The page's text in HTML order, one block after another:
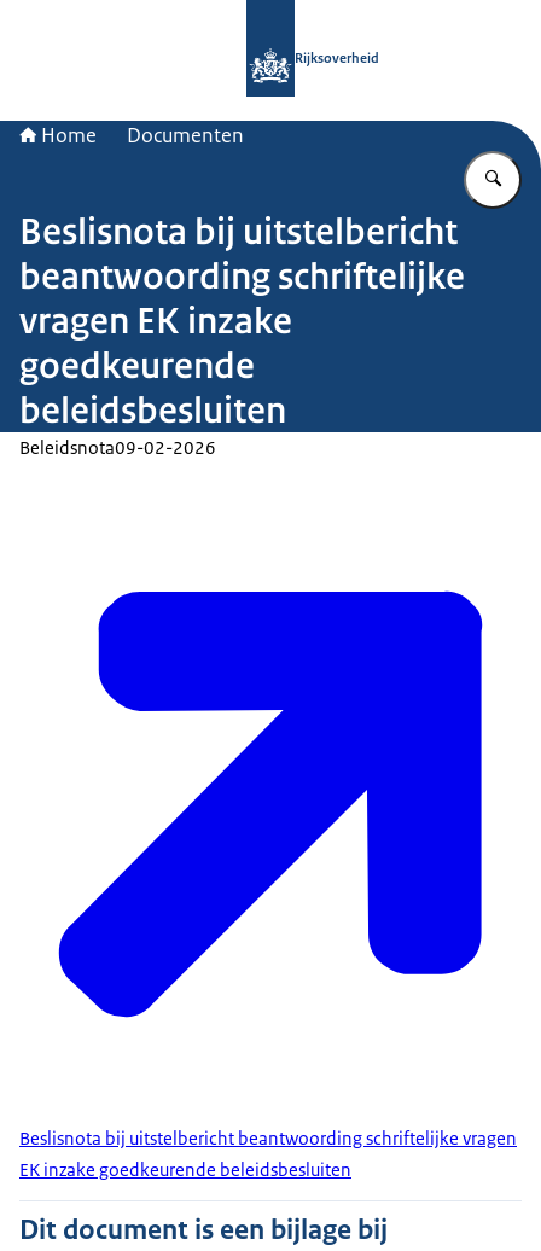
Rijksoverheid
Home Documenten
Beslisnota bij uitstelbericht
beantwoording schriftelijke
vragen EK inzake
goedkeurende
beleidsbesluiten
Beleidsnota09-02-2026
Beslisnota bij uitstelbericht beantwoording schriftelijke vragen
EK inzake goedkeurende beleidsbesluiten
Dit document is een bijlage bij